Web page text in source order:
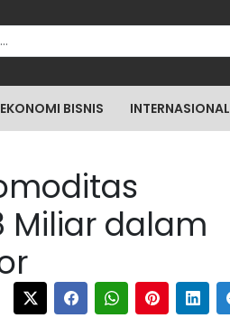
for:
EKONOMI BISNIS INTERNASIONAL
Miliar dalam